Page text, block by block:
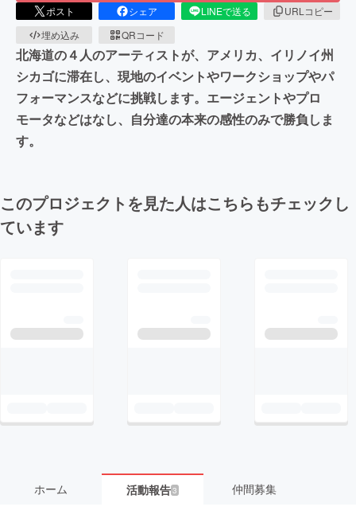
ポスト シェア LINEで送る
URLコピー
埋め込み
QRコード
北海道の４人のアーティストが、アメリカ、イリノイ州
シカゴに滞在し、現地のイベントやワークショップやパ
フォーマンスなどに挑戦します。エージェントやプロ
モータなどはなし、自分達の本来の感性のみで勝負しま
す。
このプロジェクトを見た人はこちらもチェックし
ています
ホーム 活動報告3 仲間募集